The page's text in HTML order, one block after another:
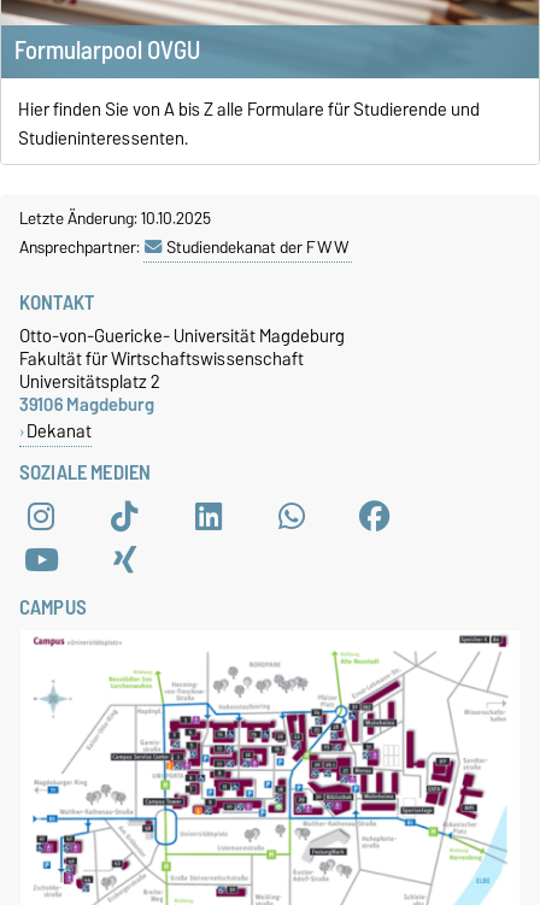
Formularpool OVGU
Hier finden Sie von A bis Z alle Formulare für Studierende und
Studieninteressenten.
Letzte Änderung: 10.10.2025
Ansprechpartner:
Studiendekanat der FWW
SOZIALE MEDIEN
KONTAKT
Otto-von-Guericke- Universität Magdeburg
Fakultät für Wirtschaftswissenschaft
Universitätsplatz 2
39106 Magdeburg
Dekanat
CAMPUS